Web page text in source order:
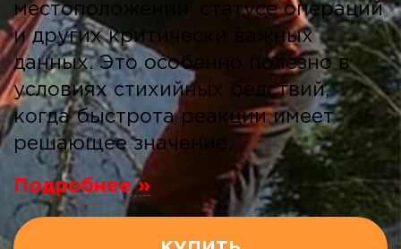
местоположении, статусе операций
и других критически важных
данных. Это особенно полезно в
условиях стихийных бедствий,
когда быстрота реакции имеет
решающее значение.
Подробнее »